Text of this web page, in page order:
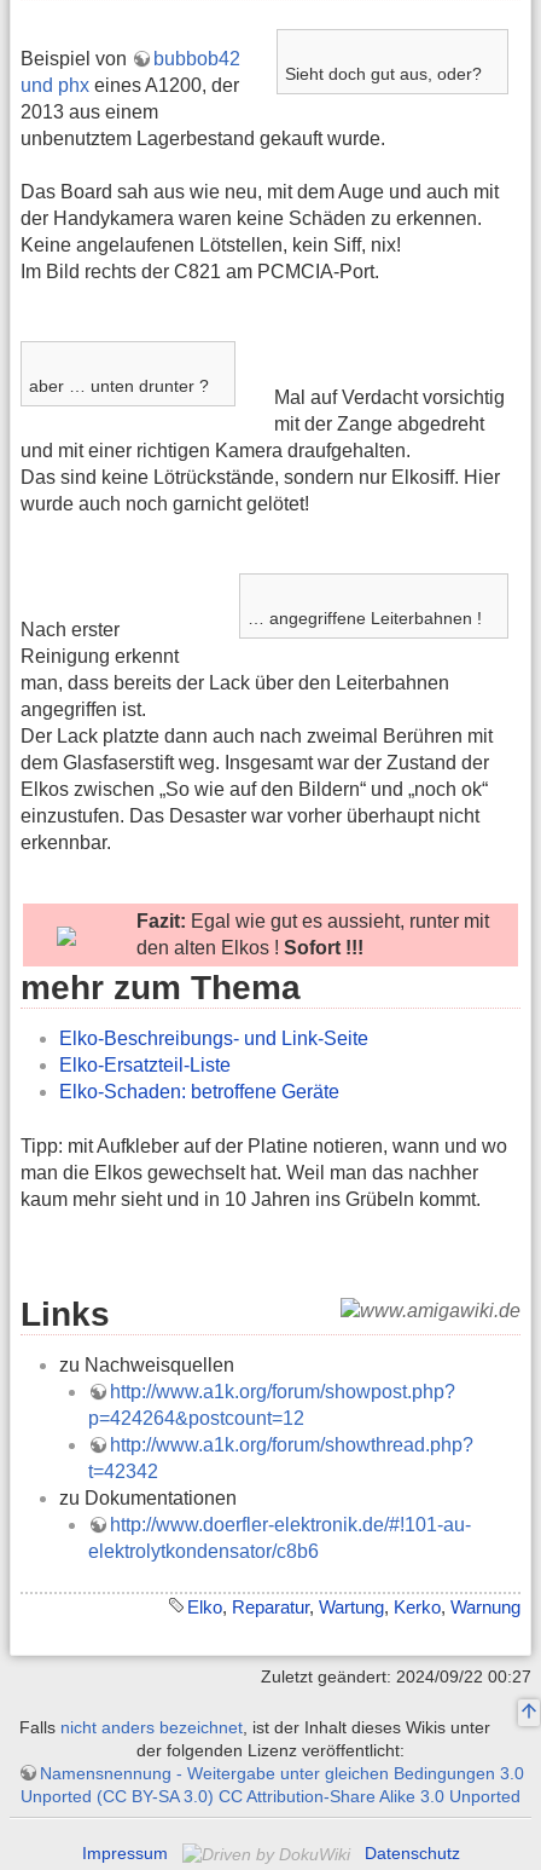
Sieht doch gut aus, oder?
Beispiel von
bubbob42
und phx eines A1200, der
2013 aus einem
unbenutztem Lagerbestand gekauft wurde.
Das Board sah aus wie neu, mit dem Auge und auch mit
der Handykamera waren keine Schäden zu erkennen.
Keine angelaufenen Lötstellen, kein Siff, nix!
Im Bild rechts der C821 am PCMCIA-Port.
aber … unten drunter ?
Mal auf Verdacht vorsichtig
mit der Zange abgedreht
und mit einer richtigen Kamera draufgehalten.
Das sind keine Lötrückstände, sondern nur Elkosiff. Hier
wurde auch noch garnicht gelötet!
… angegriffene Leiterbahnen !
Nach erster
Reinigung erkennt
man, dass bereits der Lack über den Leiterbahnen
angegriffen ist.
Der Lack platzte dann auch nach zweimal Berühren mit
dem Glasfaserstift weg. Insgesamt war der Zustand der
Elkos zwischen „So wie auf den Bildern“ und „noch ok“
einzustufen. Das Desaster war vorher überhaupt nicht
erkennbar.
Fazit: Egal wie gut es aussieht, runter mit
den alten Elkos ! Sofort !!!
mehr zum Thema
Elko-Beschreibungs- und Link-Seite
Elko-Ersatzteil-Liste
Elko-Schaden: betroffene Geräte
Tipp: mit Aufkleber auf der Platine notieren, wann und wo
man die Elkos gewechselt hat. Weil man das nachher
kaum mehr sieht und in 10 Jahren ins Grübeln kommt.
Links
zu Nachweisquellen
http://www.a1k.org/forum/showpost.php?
p=424264&postcount=12
http://www.a1k.org/forum/showthread.php?
t=42342
zu Dokumentationen
http://www.doerfler-elektronik.de/#!101-au-
elektrolytkondensator/c8b6
Elko, Reparatur, Wartung, Kerko, Warnung
Zuletzt geändert: 2024/09/22 00:27
Falls nicht anders bezeichnet , ist der Inhalt dieses Wikis unter
der folgenden Lizenz veröffentlicht:
Namensnennung - Weitergabe unter gleichen Bedingungen 3.0
Unported (CC BY-SA 3.0) CC Attribution-Share Alike 3.0 Unported
Impressum Datenschutz